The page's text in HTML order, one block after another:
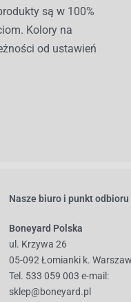
są w 100%
Kolory na
od ustawień
Nasze biuro i punkt odbioru
Boneyard Polska
ul. Krzywa 26
05-092 Łomianki k.
Tel. 533 059 003 e-mail:
sklep@boneyard.pl